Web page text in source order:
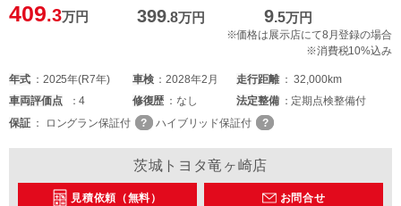
409.3万円 399.8万円 9.5万円
※価格は展示店にて8月登録の場合
※消費税10%込み
年式 2025年(R7年) 車検 2028年2月 走行距離
32,000km
車両評価点 4 修復歴 なし 法定整備
定期点検整備付
保証
ロングラン保証付 ハイブリッド保証付
茨城トヨタ竜ヶ崎店
見積依頼（無料） お問合せ